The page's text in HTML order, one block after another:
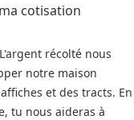
cotisation
récolté nous
notre maison
et des tracts. En
tu nous aideras à